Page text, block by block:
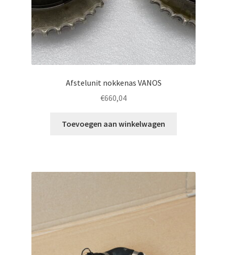
Afstelunit nokkenas VANOS
€660,04
Toevoegen aan winkelwagen